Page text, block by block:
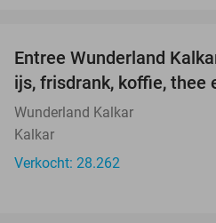
Entree Wunderland
ijs, frisdrank, koffie, thee
Wunderland Kalkar
Kalkar
Verkocht: 28.262